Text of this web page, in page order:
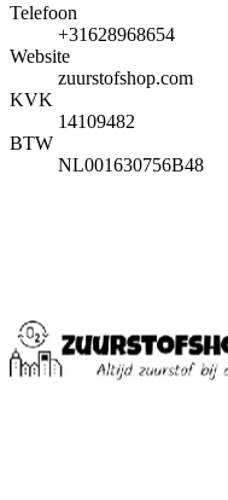
Telefoon
+31628968654
Website
zuurstofshop.com
KVK
14109482
BTW
NL001630756B48